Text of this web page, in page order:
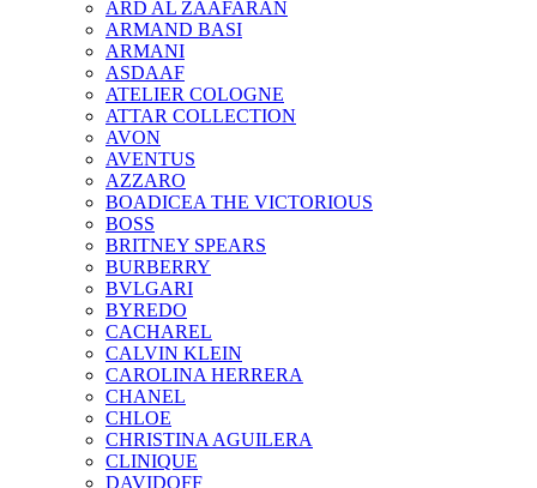
ARD AL ZAAFARAN
ARMAND BASI
ARMANI
ASDAAF
ATELIER COLOGNE
ATTAR COLLECTION
AVON
AVENTUS
AZZARO
BOADICEA THE VICTORIOUS
BOSS
BRITNEY SPEARS
BURBERRY
BVLGARI
BYREDO
CACHAREL
CALVIN KLEIN
CAROLINA HERRERA
CHANEL
CHLOE
CHRISTINA AGUILERA
CLINIQUE
DAVIDOFF